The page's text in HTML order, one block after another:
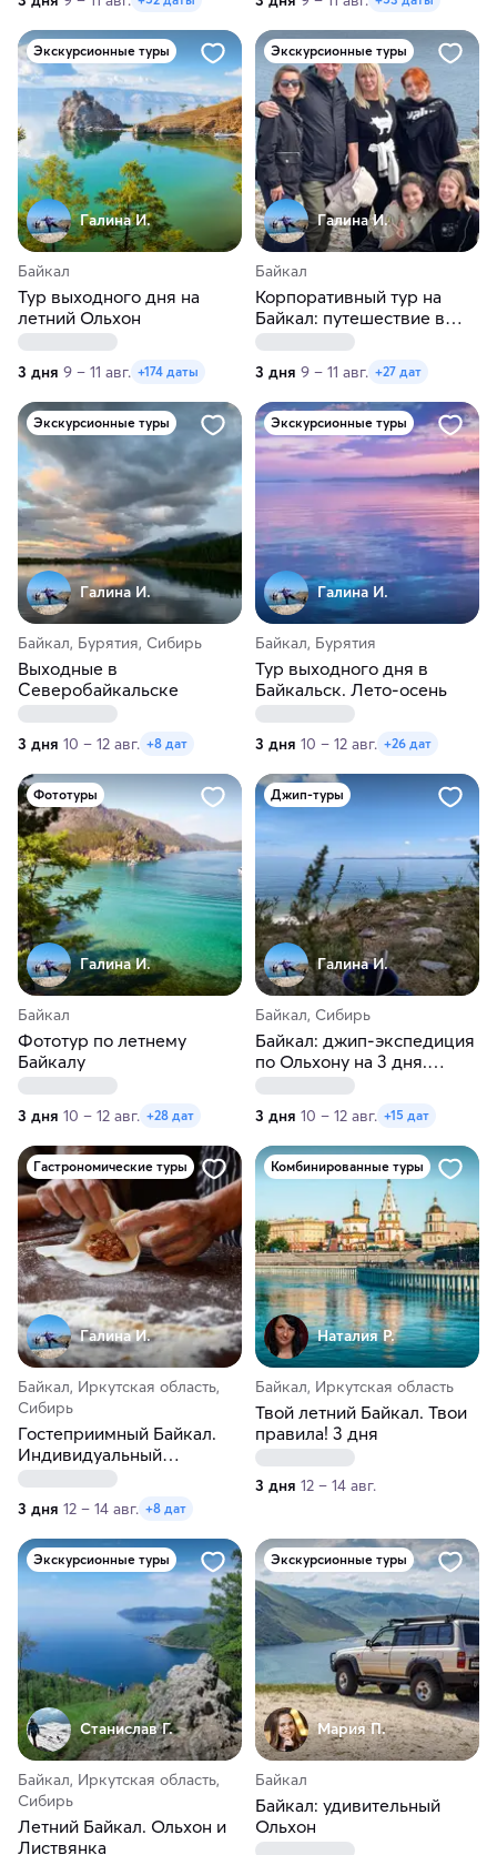
Экскурсионные туры
Галина И.
Байкал
Тур выходного дня на
летний Ольхон
3 дня 9 – 11 авг. +174 даты
Экскурсионные туры
Галина И.
Байкал
Корпоративный тур на
Байкал: путешествие в
Листвянку. Лето-осень
3 дня 9 – 11 авг. +27 дат
Экскурсионные туры
Галина И.
Байкал, Бурятия, Сибирь
Выходные в
Северобайкальске
3 дня 10 – 12 авг. +8 дат
Экскурсионные туры
Галина И.
Байкал, Бурятия
Тур выходного дня в
Байкальск. Лето-осень
3 дня 10 – 12 авг. +26 дат
Фототуры
Галина И.
Байкал
Фототур по летнему
Байкалу
3 дня 10 – 12 авг. +28 дат
Джип-туры
Галина И.
Байкал, Сибирь
Байкал: джип-экспедиция
по Ольхону на 3 дня.
Летнее или осеннее
3 дня 10 – 12 авг. +15 дат
Гастрономические туры
Галина И.
Байкал, Иркутская область,
Сибирь
Гостеприимный Байкал.
Индивидуальный
гастротур. Лето-осень
3 дня 12 – 14 авг. +8 дат
Комбинированные туры
Наталия Р.
Байкал, Иркутская область
Твой летний Байкал. Твои
правила! 3 дня
3 дня 12 – 14 авг.
Экскурсионные туры
Станислав Г.
Байкал, Иркутская область,
Сибирь
Летний Байкал. Ольхон и
Листвянка
Экскурсионные туры
Мария П.
Байкал
Байкал: удивительный
Ольхон